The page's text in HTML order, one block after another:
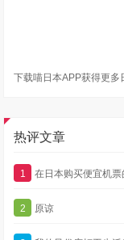
下载喵日本APP获得更
热评文章
1 在日本购买便宜机票
2 原谅